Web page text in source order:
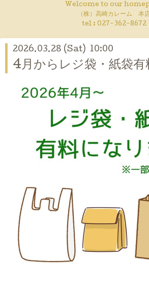
Welcome to our
（株）高崎カレーム 本
tel : 027-362-8672
2026.03.28 (Sat) 10:00
4月からレジ袋・紙袋